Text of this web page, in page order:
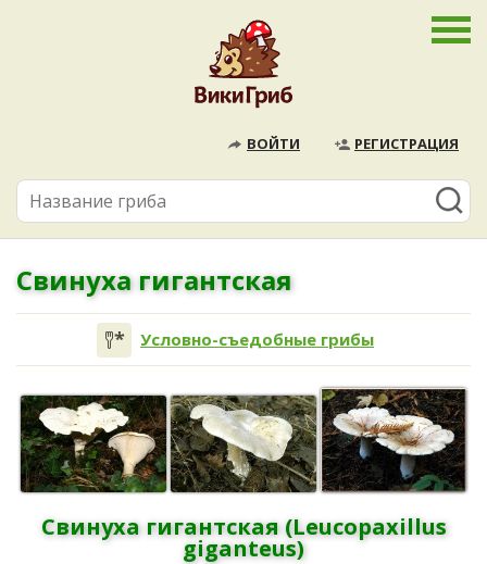
ВОЙТИ РЕГИСТРАЦИЯ
Свинуха гигантская
Условно-съедобные грибы
Свинуха гигантская (Leucopaxillus
giganteus)